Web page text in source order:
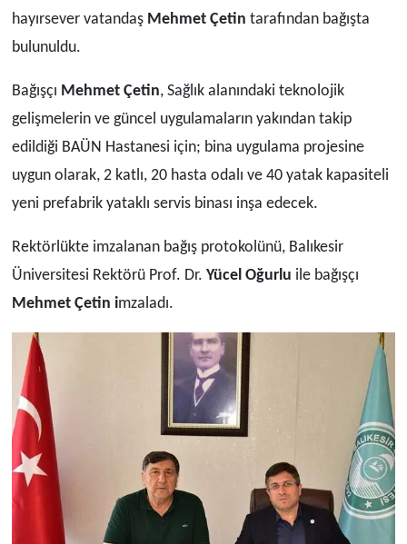
hayırsever vatandaş Mehmet Çetin tarafından bağışta
bulunuldu.
Bağışçı Mehmet Çetin, Sağlık alanındaki teknolojik
gelişmelerin ve güncel uygulamaların yakından takip
edildiği BAÜN Hastanesi için; bina uygulama projesine
uygun olarak, 2 katlı, 20 hasta odalı ve 40 yatak kapasiteli
yeni prefabrik yataklı servis binası inşa edecek.
Rektörlükte imzalanan bağış protokolünü, Balıkesir
Üniversitesi Rektörü Prof. Dr. Yücel Oğurlu ile bağışçı
Mehmet Çetin imzaladı.